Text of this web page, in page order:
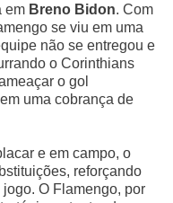
em Breno Bidon. Com
se viu em uma
não se entregou e
o Corinthians
o gol
uma cobrança de
e em campo, o
reforçando
O Flamengo, por